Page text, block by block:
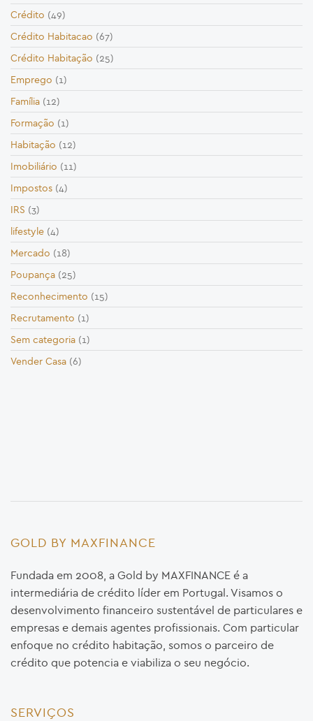
Crédito (49)
Crédito Habitacao (67)
Crédito Habitação (25)
Emprego (1)
Família (12)
Formação (1)
Habitação (12)
Imobiliário (11)
Impostos (4)
IRS (3)
lifestyle (4)
Mercado (18)
Poupança (25)
Reconhecimento (15)
Recrutamento (1)
Sem categoria (1)
Vender Casa (6)
GOLD BY MAXFINANCE
Fundada em 2008, a Gold by MAXFINANCE é a
intermediária de crédito líder em Portugal. Visamos o
desenvolvimento financeiro sustentável de particulares e
empresas e demais agentes profissionais. Com particular
enfoque no crédito habitação, somos o parceiro de
crédito que potencia e viabiliza o seu negócio.
SERVIÇOS